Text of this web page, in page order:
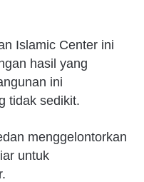
Islamic Center ini
hasil yang
ini
tidak sedikit.
menggelontorkan
untuk